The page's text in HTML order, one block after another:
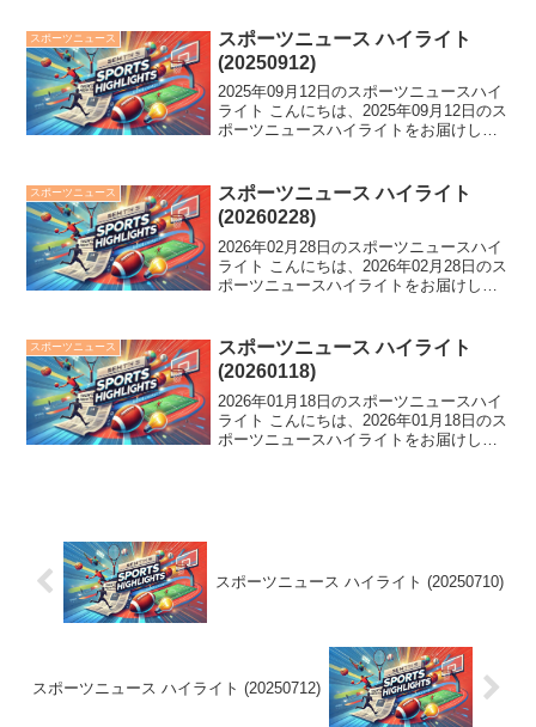
団、そして中日監督が中止に思いを馳
せ...
スポーツニュース
スポーツニュース ハイライト
(20250912)
2025年09月12日のスポーツニュースハイ
ライト こんにちは、2025年09月12日のス
ポーツニュースハイライトをお届けしま
藤沢五月の「ふぉう」投球も話題に。そ
して...
スポーツニュース
スポーツニュース ハイライト
(20260228)
2026年02月28日のスポーツニュースハイ
ライト こんにちは、2026年02月28日のス
ポーツニュースハイライトをお届けしま
スポーツ界に波乱の一日。侍ジャパンは
中日...
スポーツニュース
スポーツニュース ハイライト
(20260118)
2026年01月18日のスポーツニュースハイ
ライト こんにちは、2026年01月18日のス
ポーツニュースハイライトをお届けしま
スポーツニュース ハイライト (20250710)
スポーツニュース ハイライト (20250712)